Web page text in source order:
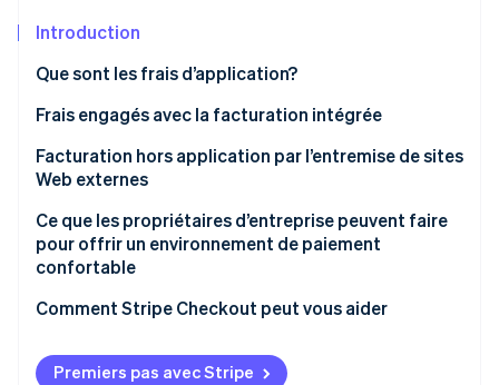
Découvrez comment Stripe construit l’infrastructure
Regarder
Introduction
Que sont les frais d’application?
Frais engagés avec la facturation intégrée
Frais d’application App Store
Facturation hors application par l’entremise de sites
Web externes
La nouvelle loi sur les téléphones intelligents
Paiement de biens physiques ou de services fournis
Ce que les propriétaires d’entreprise peuvent faire
pour offrir un environnement de paiement
confortable
Comment Stripe Checkout peut vous aider
Premiers pas avec Stripe